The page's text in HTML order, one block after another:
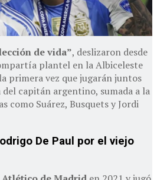
de vida”, deslizaron desde
plantel en la Albiceleste
primera vez que jugarán juntos
capitán argentino, sumada a la
como Suárez, Busquets y Jordi
De Paul por el viejo